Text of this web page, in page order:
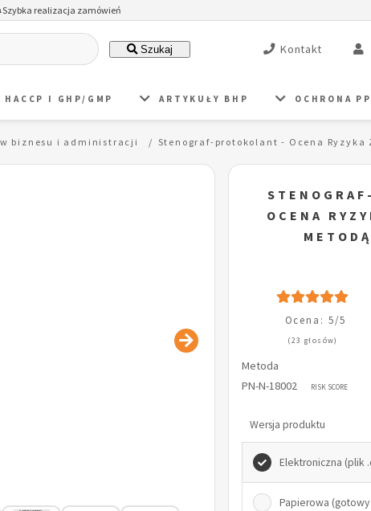
Szybka realizacja zamówień
Szukaj Kontakt
HACCP I GHP/GMP ARTYKUŁY BHP OCHRONA
biznesu i administracji Stenograf-protokolant - Ocena Ryzyka
OCENA
Ocena: 5/5
(23 głosów)
Metoda
PN-N-18002
RISK SCORE
Wersja produktu
Elektroniczna (plik
Papierowa